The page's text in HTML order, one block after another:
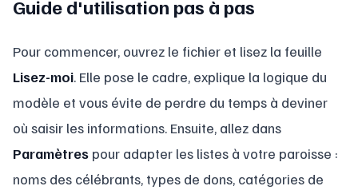
Guide d'utilisation pas à pas
Pour commencer, ouvrez le fichier et lisez la feuille
Lisez-moi. Elle pose le cadre, explique la logique du
modèle et vous évite de perdre du temps à deviner
où saisir les informations. Ensuite, allez dans
Paramètres pour adapter les listes à votre paroisse :
noms des célébrants, types de dons, catégories de